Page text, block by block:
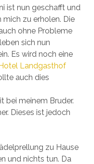
ist nun geschafft und
zu erholen. Die
ohne Probleme
sich nun
Es wird noch eine
Landgasthof
auch dies
bei meinem Bruder.
Dieses ist jedoch
zu Hause
und nichts tun. Da